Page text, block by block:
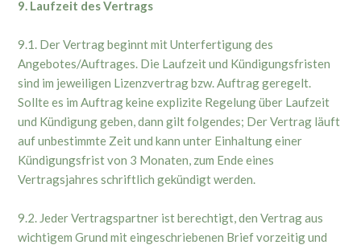
9. Laufzeit des Vertrags
9.1. Der Vertrag beginnt mit Unterfertigung des
Angebotes/Auftrages. Die Laufzeit und Kündigungsfristen
sind im jeweiligen Lizenzvertrag bzw. Auftrag geregelt.
Sollte es im Auftrag keine explizite Regelung über Laufzeit
und Kündigung geben, dann gilt folgendes; Der Vertrag läuft
auf unbestimmte Zeit und kann unter Einhaltung einer
Kündigungsfrist von 3 Monaten, zum Ende eines
Vertragsjahres schriftlich gekündigt werden.
9.2. Jeder Vertragspartner ist berechtigt, den Vertrag aus
wichtigem Grund mit eingeschriebenen Brief vorzeitig und